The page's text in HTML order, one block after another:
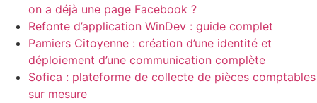
on a déjà une page Facebook ?
Refonte d’application WinDev : guide complet
Pamiers Citoyenne : création d’une identité et
déploiement d’une communication complète
Sofica : plateforme de collecte de pièces comptables
sur mesure